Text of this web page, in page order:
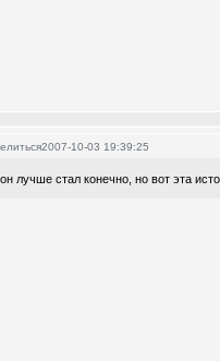
2007-10-03 19:39:25
лучше стал конечно, но вот эта